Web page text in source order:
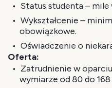
Status studenta – mile
Wykształcenie –
obowiązkowe.
Oświadczenie o
Oferta:
Zatrudnienie w
wymiarze od 80 do